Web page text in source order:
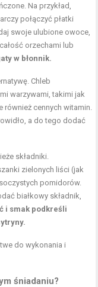
Na przykład,
połączyć płatki
swoje ulubione owoce,
orzechami lub
w błonnik.
Chleb
warzywami, takimi jak
również cennych witamin.
a do tego dodać
składniki.
zielonych liści (jak
pomidorów.
białkowy składnik,
i smak podkreśli
do wykonania i
śniadaniu?